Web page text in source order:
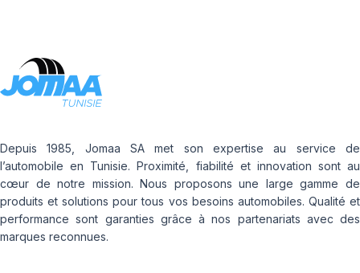
Depuis 1985, Jomaa SA met son expertise au service de
l’automobile en Tunisie. Proximité, fiabilité et innovation sont au
cœur de notre mission. Nous proposons une large gamme de
produits et solutions pour tous vos besoins automobiles. Qualité et
performance sont garanties grâce à nos partenariats avec des
marques reconnues.